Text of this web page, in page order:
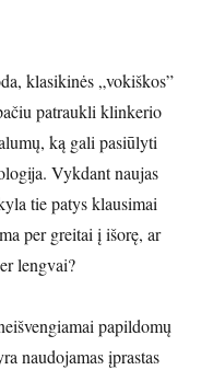
klasikinės „vokiškos”
patraukli klinkerio
ką gali pasiūlyti
Vykdant naujas
tie patys klausimai
per greitai į išorę, ar
lengvai?
papildomų
naudojamas įprastas